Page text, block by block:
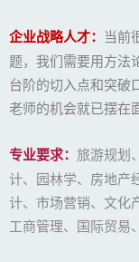
企业战略人才： 当前
题，我们需要用方法
台阶的切入点和突破
老师的机会就已摆在
专业要求： 旅游规划
计、园林学、房地产
计、市场营销、文化
工商管理、国际贸易